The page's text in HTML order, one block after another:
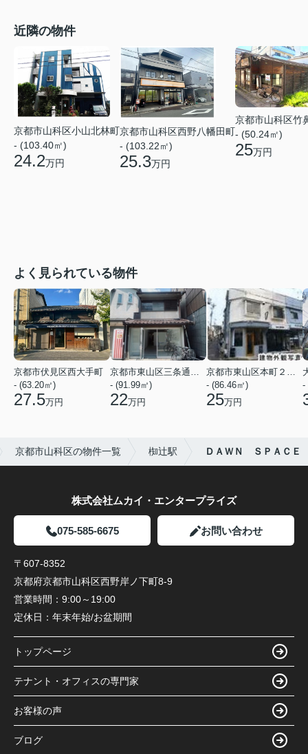
近隣の物件
京都市山科区小山北林町
- (103.40㎡)
24.2万円
京都市山科区西野八幡田町
- (103.22㎡)
25.3万円
京都市山科区竹
- (50.24㎡)
25万円
よく見られている物件
京都市伏見区西大手町
- (63.20㎡)
27.5万円
京都市東山区三条通北裏白川筋西入２丁目東姉小路町
- (91.99㎡)
22万円
京都市東山区本町２２丁目
- (86.46㎡)
25万円
-
京都市山科区の物件一覧 椥辻駅 ＤＡＷＮ ＳＰＡＣＥ
株式会社ムカイ・エンタープライズ
075-585-6675 お問い合わせ
〒607-8352
京都府京都市山科区西野岸ノ下町8-9
営業時間： 9:00～19:00
定休日： 年末年始/お盆期間
トップページ
テナント・オフィスの専門家
お客様の声
ブログ